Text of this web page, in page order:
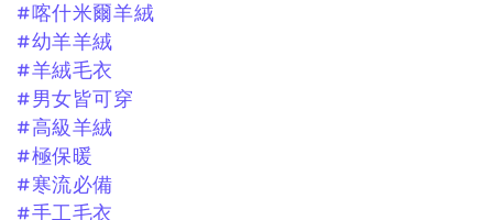
#喀什米爾羊絨
#幼羊羊絨
#羊絨毛衣
#男女皆可穿
#高級羊絨
#極保暖
#寒流必備
#手工毛衣